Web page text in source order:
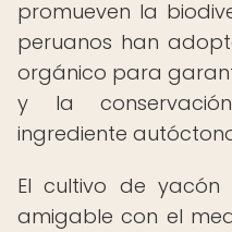
promueven la
peruanos han
orgánico para
y la
ingrediente
El cultivo de
amigable con el